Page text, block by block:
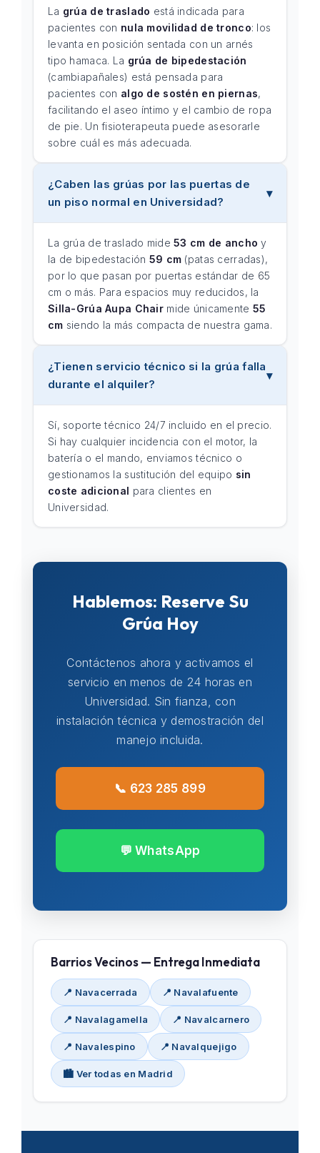
La grúa de traslado está indicada para
pacientes con nula movilidad de tronco: los
levanta en posición sentada con un arnés
tipo hamaca. La grúa de bipedestación
(cambiapañales) está pensada para
pacientes con algo de sostén en piernas,
facilitando el aseo íntimo y el cambio de ropa
de pie. Un fisioterapeuta puede asesorarle
sobre cuál es más adecuada.
¿Caben las grúas por las puertas de
un piso normal en Universidad?
La grúa de traslado mide53 cm de ancho y
la de bipedestación 59 cm (patas cerradas),
por lo que pasan por puertas estándar de 65
cm o más. Para espacios muy reducidos, la
Silla-Grúa Aupa Chair mide únicamente 55
cm siendo la más compacta de nuestra gama.
¿Tienen servicio técnico si la grúa falla
durante el alquiler?
Sí, soporte técnico 24/7 incluido en el precio.
Si hay cualquier incidencia con el motor, la
batería o el mando, enviamos técnico o
gestionamos la sustitución del equipo sin
coste adicional para clientes en
Universidad.
Hablemos: Reserve Su
Grúa Hoy
Contáctenos ahora y activamos el
servicio en menos de 24 horas en
Universidad. Sin fianza, con
instalación técnica y demostración del
manejo incluida.
📞 623 285 899
💬 WhatsApp
Barrios Vecinos — Entrega Inmediata
📍 Navacerrada 📍 Navalafuente
📍 Navalagamella 📍 Navalcarnero
📍 Navalespino 📍 Navalquejigo
🏙️ Ver todas en Madrid